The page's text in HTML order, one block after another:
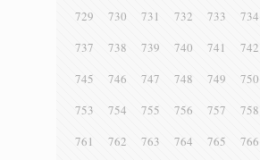
729
730 731 732 733 734
737
738 739 740 741 742
745
746 747 748 749 750
753
754 755 756 757 758
761
762 763 764 765 766